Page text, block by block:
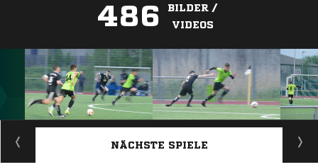
486
BILDER /
VIDEOS
ANZEIGE
NÄCHSTE SPIELE